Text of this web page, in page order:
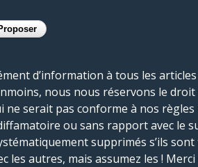
d’information à tous les articles
nous nous réservons le
serait pas conforme à nos règles
ou sans rapport avec le
supprimés s’ils
autres, mais assumez les ! Merci